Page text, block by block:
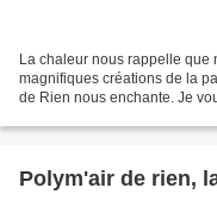
La chaleur nous rappelle que
magnifiques créations de la
de Rien nous enchante. Je
Polym'air de rien,